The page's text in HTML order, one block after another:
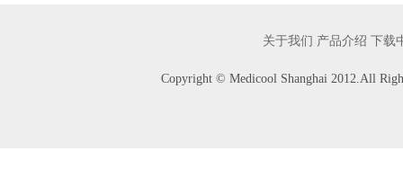
关于我们 产品介绍 下载
Copyright © Medicool Shanghai 2012.All